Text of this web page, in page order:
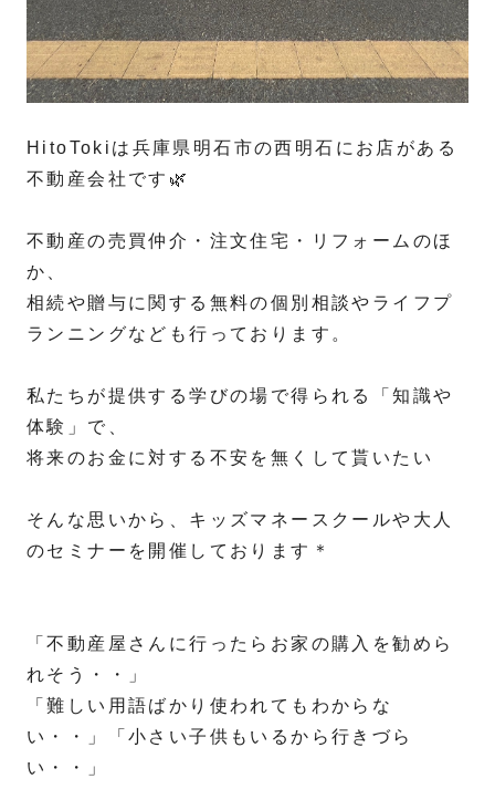
HitoTokiは兵庫県明石市の西明石にお店がある
不動産会社です🌿
不動産の売買仲介・注文住宅・リフォームのほ
か、
相続や贈与に関する無料の個別相談やライフプ
ランニングなども行っております。
私たちが提供する学びの場で得られる「知識や
体験」で、
将来のお金に対する不安を無くして貰いたい
そんな思いから、キッズマネースクールや大人
のセミナーを開催しております＊
「不動産屋さんに行ったらお家の購入を勧めら
れそう・・」
「難しい用語ばかり使われてもわからな
い・・」「小さい子供もいるから行きづら
い・・」